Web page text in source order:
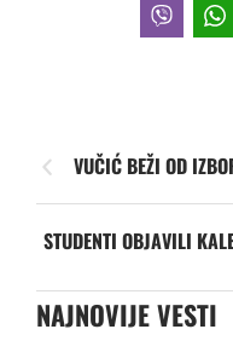
VUČIĆ BEŽI OD
STUDENTI OBJAVILI
NAJNOVIJE VESTI